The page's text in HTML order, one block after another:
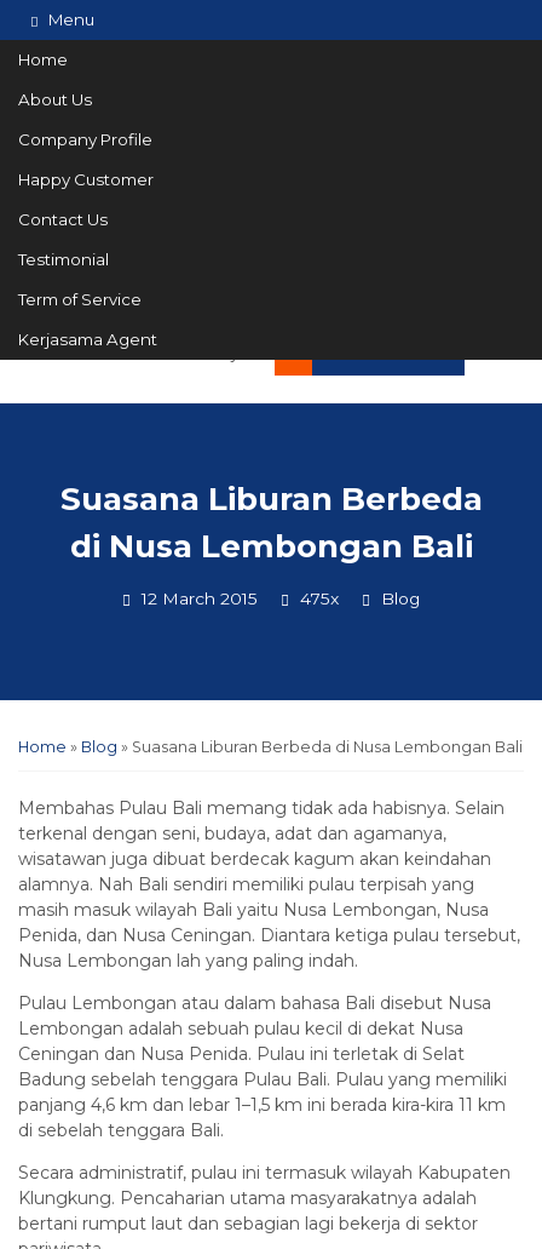
Menu
Home
About Us
Company Profile
Happy Customer
Contact Us
Testimonial
Term of Service
Kerjasama Agent
Hotline
Informasi lebih lanjut?
Suasana Liburan Berbeda
di Nusa Lembongan Bali
12 March 2015 475x Blog
Home » Blog » Suasana Liburan Berbeda di Nusa Lembongan Bali
Membahas Pulau Bali memang tidak ada habisnya. Selain
terkenal dengan seni, budaya, adat dan agamanya,
wisatawan juga dibuat berdecak kagum akan keindahan
alamnya. Nah Bali sendiri memiliki pulau terpisah yang
masih masuk wilayah Bali yaitu Nusa Lembongan, Nusa
Penida, dan Nusa Ceningan. Diantara ketiga pulau tersebut,
Nusa Lembongan lah yang paling indah.
Pulau Lembongan atau dalam bahasa Bali disebut Nusa
Lembongan adalah sebuah pulau kecil di dekat Nusa
Ceningan dan Nusa Penida. Pulau ini terletak di Selat
Badung sebelah tenggara Pulau Bali. Pulau yang memiliki
panjang 4,6 km dan lebar 1–1,5 km ini berada kira-kira 11 km
di sebelah tenggara Bali.
Secara administratif, pulau ini termasuk wilayah Kabupaten
Klungkung. Pencaharian utama masyarakatnya adalah
bertani rumput laut dan sebagian lagi bekerja di sektor